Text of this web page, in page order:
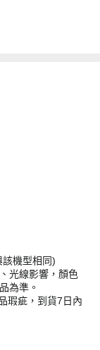
機型相同)
光線影響，顏色
為準。
瑕疵，到貨7日內